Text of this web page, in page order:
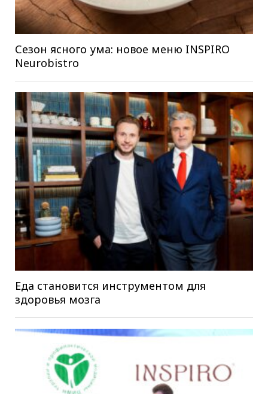
Сезон ясного ума: новое меню INSPIRO
Neurobistro
Еда становится инструментом для
здоровья мозга